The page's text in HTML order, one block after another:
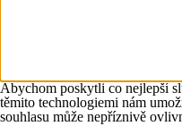
Abychom poskytli co nejlepší
těmito technologiemi nám
souhlasu může nepříznivě